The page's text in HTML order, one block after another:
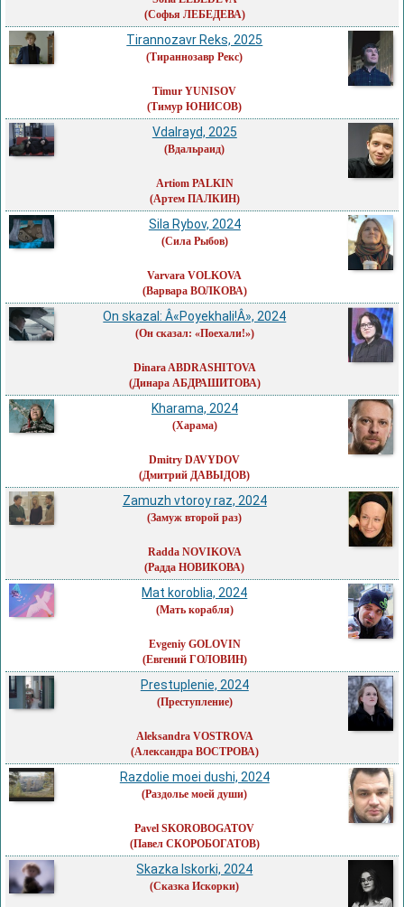
(Софья ЛЕБЕДЕВА)
Tirannozavr Reks, 2025
(Тираннозавр Рекс)
Timur YUNISOV
(Тимур ЮНИСОВ)
Vdalrayd, 2025
(Вдальраид)
Artiom PALKIN
(Артем ПАЛКИН)
Sila Rybov, 2024
(Сила Рыбов)
Varvara VOLKOVA
(Варвара ВОЛКОВА)
On skazal: Â«Poyekhali!Â», 2024
(Он сказал: «Поехали!»)
Dinara ABDRASHITOVA
(Динара АБДРАШИТОВА)
Kharama, 2024
(Харама)
Dmitry DAVYDOV
(Дмитрий ДАВЫДОВ)
Zamuzh vtoroy raz, 2024
(Замуж второй раз)
Radda NOVIKOVA
(Радда НОВИКОВА)
Mat koroblia, 2024
(Мать корабля)
Evgeniy GOLOVIN
(Евгений ГОЛОВИН)
Prestuplenie, 2024
(Преступление)
Aleksandra VOSTROVA
(Александра ВОСТРОВА)
Razdolie moei dushi, 2024
(Раздолье моей души)
Pavel SKOROBOGATOV
(Павел СКОРОБОГАТОВ)
Skazka Iskorki, 2024
(Сказка Искорки)